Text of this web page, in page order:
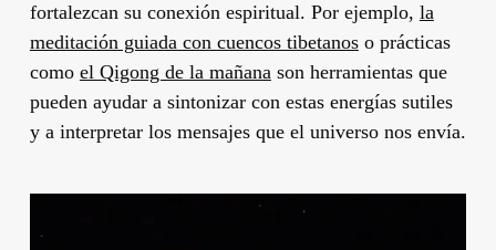
fortalezcan su conexión espiritual. Por ejemplo, la
meditación guiada con cuencos tibetanoso prácticas
como el Qigong de la mañanason herramientas que
pueden ayudar a sintonizar con estas energías sutiles
y a interpretar los mensajes que el universo nos envía.